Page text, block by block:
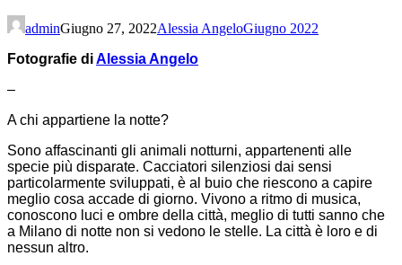
adminGiugno 27, 2022Alessia AngeloGiugno 2022
Fotografie diAlessia Angelo
–
A chi appartiene la notte?
Sono affascinanti gli animali notturni, appartenenti alle
specie più disparate. Cacciatori silenziosi dai sensi
particolarmente sviluppati, è al buio che riescono a capire
meglio cosa accade di giorno. Vivono a ritmo di musica,
conoscono luci e ombre della città, meglio di tutti sanno che
a Milano di notte non si vedono le stelle. La città è loro e di
nessun altro.